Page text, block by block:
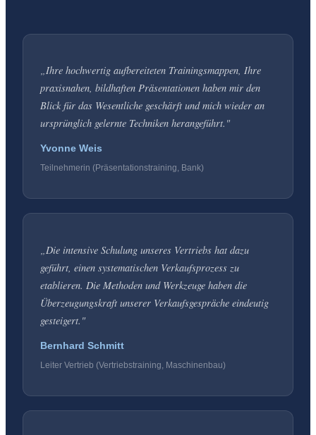
„Ihre hochwertig aufbereiteten Trainingsmappen, Ihre
praxisnahen, bildhaften Präsentationen haben mir den
Blick für das Wesentliche geschärft und mich wieder an
ursprünglich gelernte Techniken herangeführt. "
Yvonne Weis
Teilnehmerin (Präsentationstraining, Bank)
„Die intensive Schulung unseres Vertriebs hat dazu
geführt, einen systematischen Verkaufsprozess zu
etablieren. Die Methoden und Werkzeuge haben die
Überzeugungskraft unserer Verkaufsgespräche eindeutig
gesteigert. "
Bernhard Schmitt
Leiter Vertrieb (Vertriebstraining, Maschinenbau)